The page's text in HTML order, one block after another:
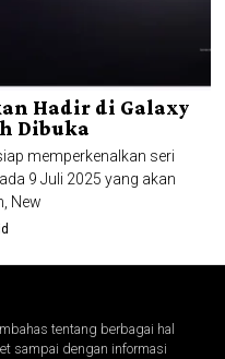
Hadir di Galaxy
Dibuka
memperkenalkan seri
9 Juli 2025 yang akan
New
tentang berbagai hal
sampai dengan informasi